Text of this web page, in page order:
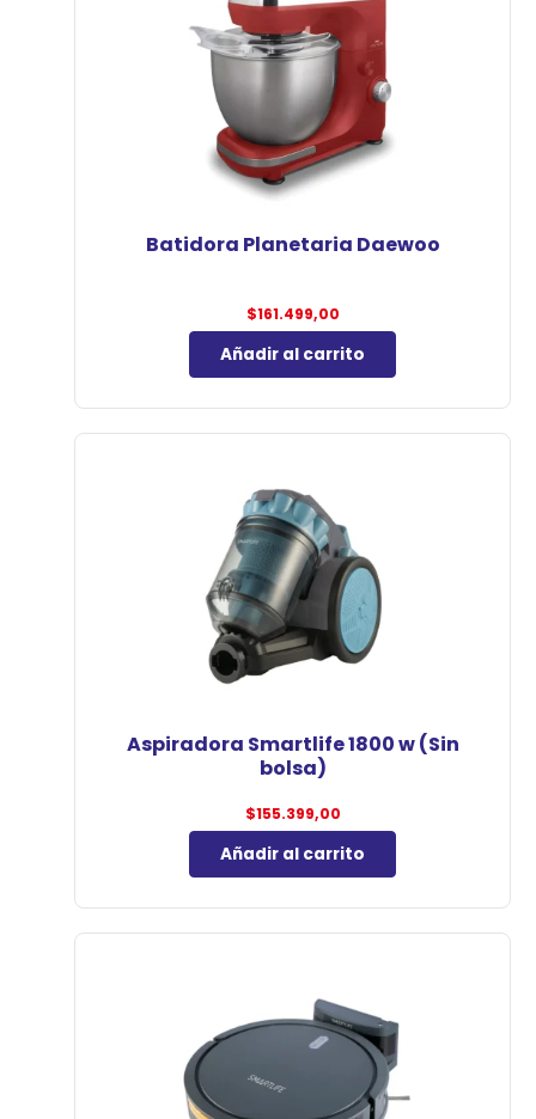
Batidora Planetaria Daewoo
$161.499,00
Añadir al carrito
Aspiradora Smartlife 1800 w (Sin
bolsa)
$155.399,00
Añadir al carrito